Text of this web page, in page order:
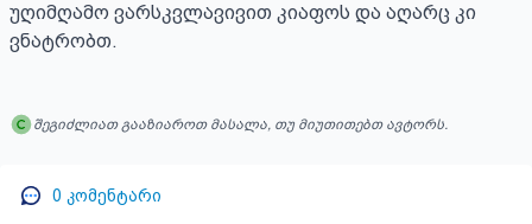
უღიმღამო ვარსკვლავივით კიაფოს და აღარც კი
ვნატრობთ.
შეგიძლიათ გააზიაროთ მასალა, თუ მიუთითებთ ავტორს.
0 კომენტარი